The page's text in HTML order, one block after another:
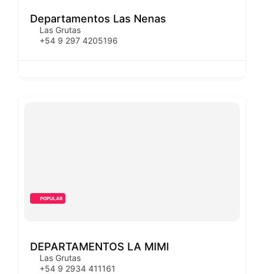
Departamentos Las Nenas
Las Grutas
+54 9 297 4205196
POPULAR
DEPARTAMENTOS LA MIMI
Las Grutas
+54 9 2934 411161